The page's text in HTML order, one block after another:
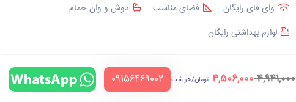
وای فای رایگان فضای مناسب
دوش و وان حمام
لوازم بهداشتی رایگان
4,941,000
4,506,000 تومان/هر شب ‪09156469002‬